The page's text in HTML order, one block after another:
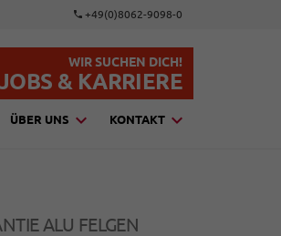
+49(0)8062-9098-0
WIR SUCHEN DICH!
& KARRIERE
ÜBER UNS KONTAKT
ALU FELGEN